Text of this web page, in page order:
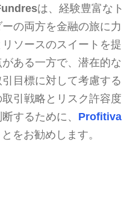
は、経験豊富なト
の両方を金融の旅に力
ソースのスイートを提
ある一方で、潜在的な
目標に対して考慮する
引戦略とリスク許容度
するために、 Profitiva
をお勧めします。